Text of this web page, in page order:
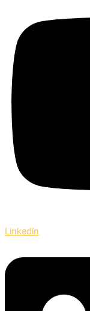
Linkedin